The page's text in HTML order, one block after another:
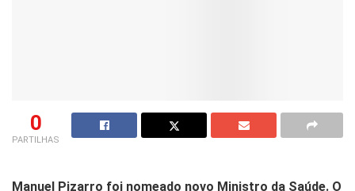
0
PARTILHAS
Manuel Pizarro foi nomeado novo Ministro da Saúde. O